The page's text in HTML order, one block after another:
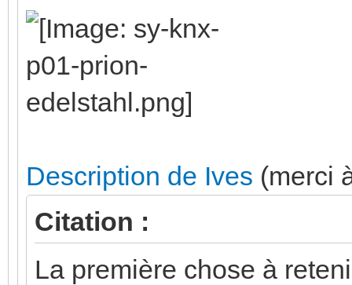
Description de Ives (merci
Citation :
La première chose à